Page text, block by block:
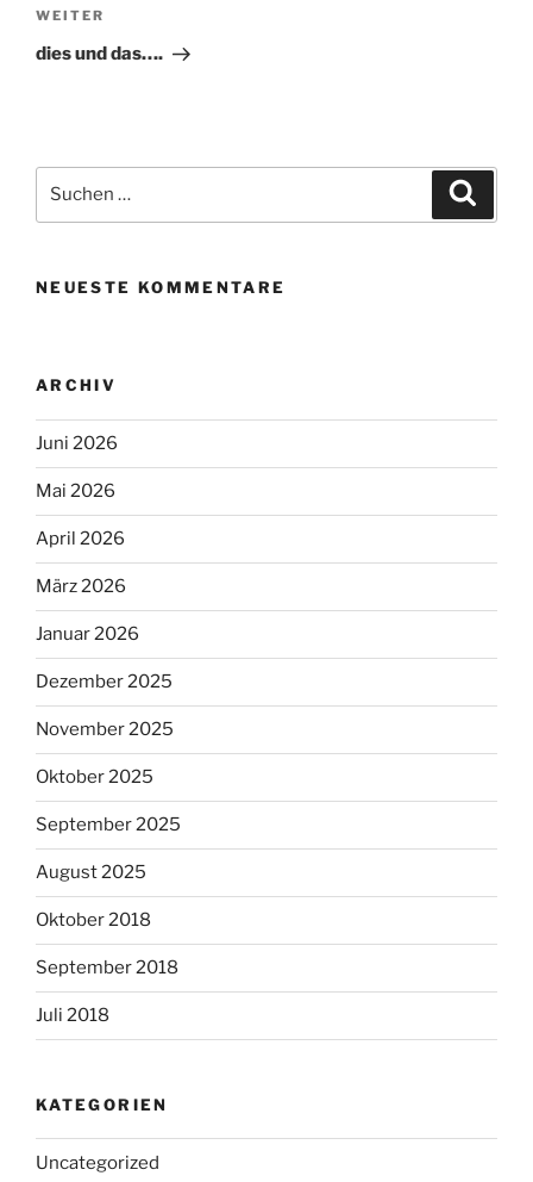
Nächster
Beitrag
WEITER
dies und das….
nach:
NEUESTE KOMMENTARE
ARCHIV
Juni 2026
Mai 2026
April 2026
März 2026
Januar 2026
Dezember 2025
November 2025
Oktober 2025
September 2025
August 2025
Oktober 2018
September 2018
Juli 2018
KATEGORIEN
Uncategorized